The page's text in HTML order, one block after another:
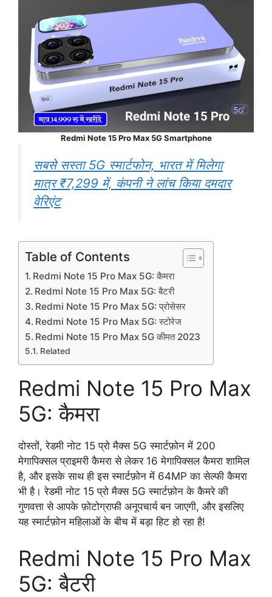
Redmi Note 15 Pro Max 5G Smartphone
सबसे सस्ता 5G स्मार्टफोन, भारत में मिलेगा
मात्र ₹7,299 में, कंपनी ने लांच किया दमदार
वेरिएंट
Table of Contents
Redmi Note 15 Pro Max 5G: कैमरा
Redmi Note 15 Pro Max 5G: बैटरी
Redmi Note 15 Pro Max 5G: प्रोसेसर
Redmi Note 15 Pro Max 5G: स्टोरेज
Redmi Note 15 Pro Max 5G कीमत 2023
Related
Redmi Note 15 Pro Max
5G: कैमरा
दोस्तों, रेडमी नोट 15 प्रो मैक्स 5G स्मार्टफ़ोन में 200
मेगापिक्सल प्राइमरी कैमरा से लेकर 16 मेगापिक्सल कैमरा शामिल
है, और इसके साथ ही इस स्मार्टफ़ोन में 64MP का सेल्फी कैमरा
भी है। रेडमी नोट 15 प्रो मैक्स 5G स्मार्टफ़ोन के कैमरे की
गुणवत्ता से आपके फ़ोटोग्राफी अनूपचार्य बन जाएगी, और इसलिए
यह स्मार्टफ़ोन महिलाओं के बीच में बड़ा हिट हो रहा है!
Redmi Note 15 Pro Max
5G: बैटरी